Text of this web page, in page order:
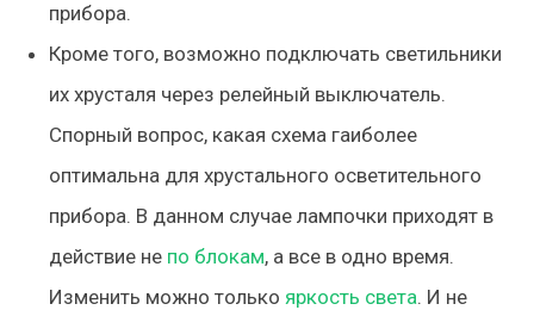
прибора.
Кроме того, возможно подключать светильники
их хрусталя через релейный выключатель.
Спорный вопрос, какая схема гаиболее
оптимальна для хрустального осветительного
прибора. В данном случае лампочки приходят в
действие не по блокам, а все в одно время.
Изменить можно только яркость света. И не